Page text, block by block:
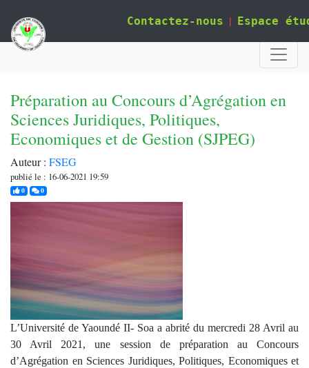
Contactez-nous | Espace
Préparation au Concours d’Agrégation en
Sciences Juridiques, Politiques,
Economiques et de Gestion (SJPEG)
Auteur : FSEG
publié le : 16-06-2021 19:59
0j'aime0commentaires
L’Université de Yaoundé II- Soa a abrité du mercredi 28 Avril au
30 Avril 2021, une session de préparation au Concours
d’Agrégation en Sciences Juridiques, Politiques, Economiques et